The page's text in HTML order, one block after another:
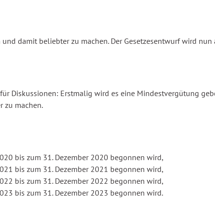
damit beliebter zu machen. Der Gesetzesentwurf wird
Diskussionen: Erstmalig wird es eine Mindestvergütung
zu machen.
bis zum 31. Dezember 2020 begonnen wird,
bis zum 31. Dezember 2021 begonnen wird,
bis zum 31. Dezember 2022 begonnen wird,
bis zum 31. Dezember 2023 begonnen wird.